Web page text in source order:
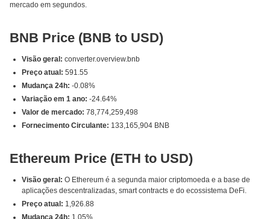
mercado em segundos.
BNB Price (BNB to USD)
Visão geral: converter.overview.bnb
Preço atual: 591.55
Mudança 24h: -0.08%
Variação em 1 ano: -24.64%
Valor de mercado: 78,774,259,498
Fornecimento Circulante: 133,165,904 BNB
Ethereum Price (ETH to USD)
Visão geral: O Ethereum é a segunda maior criptomoeda e a base de
aplicações descentralizadas, smart contracts e do ecossistema DeFi.
Preço atual: 1,926.88
Mudança 24h: 1.05%